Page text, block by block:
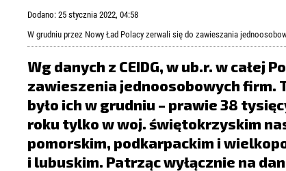
KULTURA
LIFESTYLE
OPINIE I KOMENTARZE
Dodano: 25 stycznia 2022, 04:58
W grudniu przez Nowy Ład Polacy zerwali się do zawieszania
Wg danych z CEIDG, w ub.r. w całej
zawieszenia jednoosobowych firm.
było ich w grudniu – prawie 38
roku tylko w woj. świętokrzyskim
pomorskim, podkarpackim i
i lubuskim. Patrząc wyłącznie na